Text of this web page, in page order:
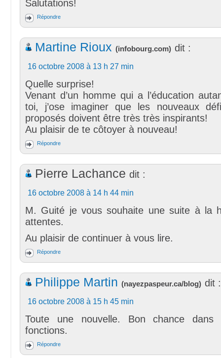
Salutations!
Répondre
Martine Rioux (infobourg.com) dit :
16 octobre 2008 à 13 h 27 min
Quelle surprise!
Venant d’un homme qui a l’éducation
toi, j’ose imaginer que les nouveaux
proposés doivent être très très inspirants!
Au plaisir de te côtoyer à nouveau!
Répondre
Pierre Lachance dit :
16 octobre 2008 à 14 h 44 min
M. Guité je vous souhaite une suite à la
attentes.
Au plaisir de continuer à vous lire.
Répondre
Philippe Martin (nayezpaspeur.ca/blog) dit :
16 octobre 2008 à 15 h 45 min
Toute une nouvelle. Bon chance dans
fonctions.
Répondre